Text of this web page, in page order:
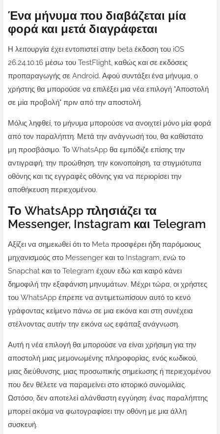
Ένα μήνυμα που διαβάζεται μία
φορά και μετά διαγράφεται
Η λειτουργία έχει εντοπιστεί στην beta έκδοση του iOS
26.24.10.16 μέσω του TestFlight, καθώς και σε εκδόσεις
προπαραγωγής σε Android. Αφού συντάξει ένα μήνυμα, ο
χρήστης θα μπορούσε να επιλέξει μια νέα επιλογή "Αποστολή
σε μία προβολή" πριν από την αποστολή.
Μόλις ληφθεί, το μήνυμα μπορούσε να ανοιχτεί μόνο μία φορά
από τον παραλήπτη. Μετά την ανάγνωσή του, θα καθίστατο
μη προσβάσιμο. Το WhatsApp θα εμπόδιζε επίσης την
αντιγραφή, την προώθηση, την κοινοποίηση, τα στιγμιότυπα
οθόνης και τις εγγραφές οθόνης για να περιορίσει την
αποθήκευση περιεχομένου.
Το WhatsApp πλησιάζει τα
Messenger, Instagram και Telegram
Αξίζει να σημειωθεί ότι το Meta προσφέρει ήδη παρόμοιους
μηχανισμούς στο Messenger και το Instagram, ενώ το
Snapchat και το Telegram έχουν εδώ και καιρό κάνει
δημοφιλή την εξαφάνιση μηνυμάτων. Μέχρι τώρα, οι χρήστες
του WhatsApp έπρεπε να αντιμετωπίσουν αυτό το κενό
γράφοντας κείμενο πάνω σε μια εικόνα και στη συνέχεια
στέλνοντας αυτήν την εικόνα ως εφάπαξ ανάγνωση.
Αυτή η νέα επιλογή θα μπορούσε να είναι χρήσιμη για την
αποστολή μιας μεμονωμένης πληροφορίας, ενός κωδικού,
μιας διεύθυνσης, μιας προσωπικής σημείωσης ή περιεχομένου
που δεν θέλετε να παραμείνει στο ιστορικό συνομιλίας.
Ωστόσο, δεν αποτελεί αλάνθαστη εγγύηση: ένας παραλήπτης
μπορεί ακόμα να φωτογραφίσει την οθόνη με μια άλλη
συσκευή.